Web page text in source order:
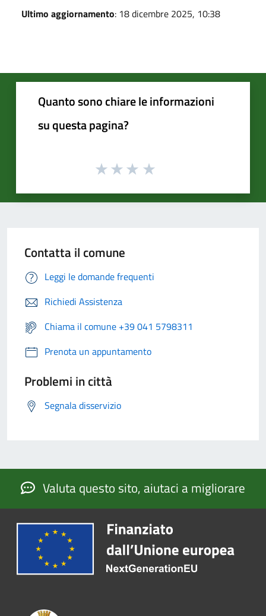
Ultimo aggiornamento: 18 dicembre 2025, 10:38
Quanto sono chiare le informazioni
su questa pagina?
Contatta il comune
Leggi le domande frequenti
Richiedi Assistenza
Chiama il comune +39 041 5798311
Prenota un appuntamento
Problemi in città
Segnala disservizio
Valuta questo sito, aiutaci a migliorare